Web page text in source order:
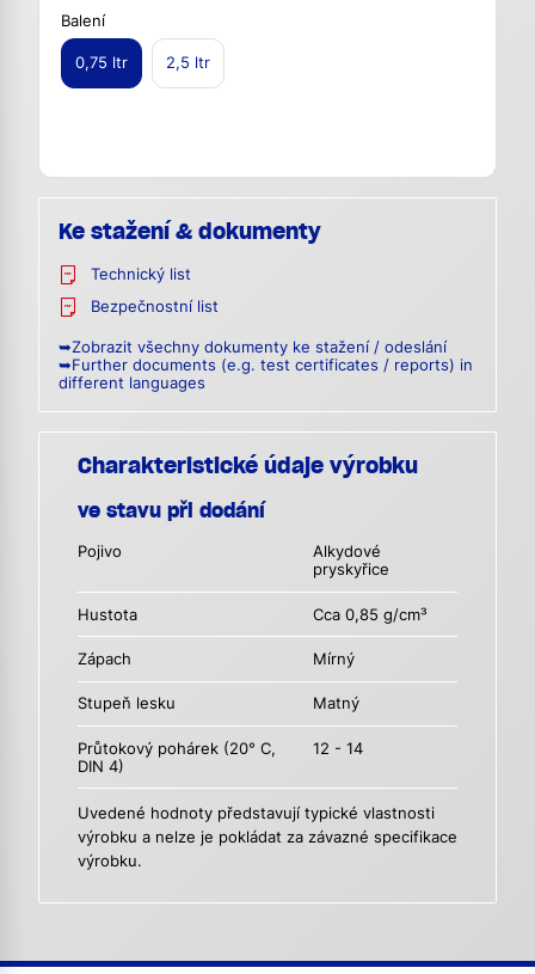
Balení
0,75 ltr 2,5 ltr
Ke stažení & dokumenty
Technický list
Bezpečnostní list
➥Zobrazit všechny dokumenty ke stažení / odeslání
➥Further documents (e.g. test certificates / reports) in
different languages
Charakteristické údaje výrobku
ve stavu při dodání
Pojivo
Alkydové
pryskyřice
Hustota Cca 0,85 g/cm³
Zápach Mírný
Stupeň lesku Matný
Průtokový pohárek (20° C,
DIN 4)
12 - 14
Uvedené hodnoty představují typické vlastnosti
výrobku a nelze je pokládat za závazné specifikace
výrobku.